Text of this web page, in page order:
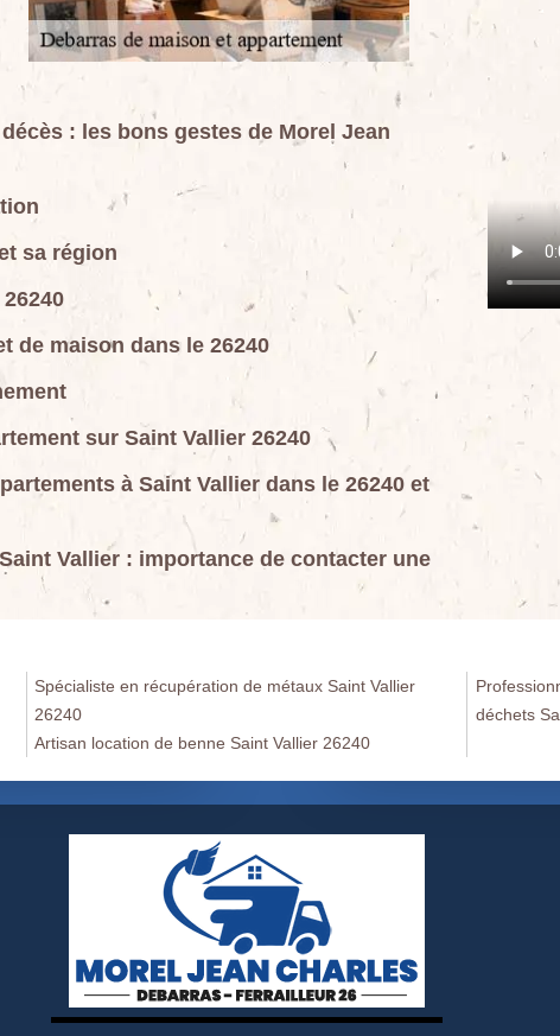
: les bons gestes de Morel Jean
sa région
de maison dans le 26240
sur Saint Vallier 26240
à Saint Vallier dans le 26240 et
Vallier : importance de contacter une
Spécialiste en récupération de métaux Saint Vallier
26240
Artisan location de benne Saint Vallier 26240
déchets